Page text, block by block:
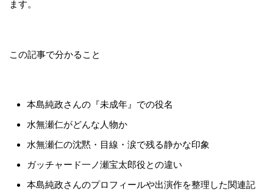
ます。
この記事で分かること
本島純政さんの『未成年』での役名
水無瀬仁がどんな人物か
水無瀬仁の沈黙・目線・涙で残る静かな印象
ガッチャード一ノ瀬宝太郎役との違い
本島純政さんのプロフィールや出演作を整理した関連記